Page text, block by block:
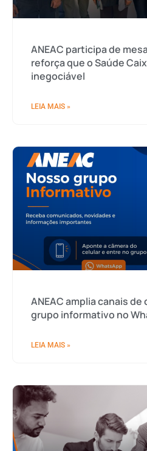
ANEAC participa de
reforça que o Saúde
inegociável
LEIA MAIS »
ANEAC amplia canais
grupo informativo no
LEIA MAIS »